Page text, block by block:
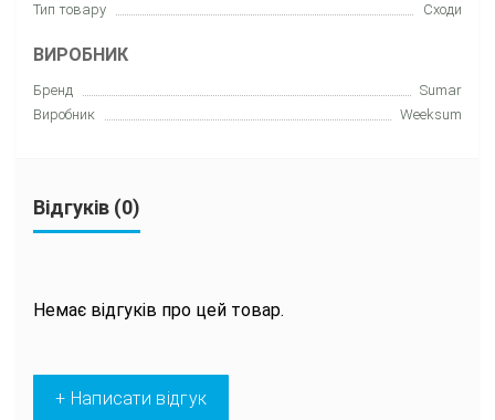
Тип товару Сxоди
ВИРОБНИК
Бренд
Sumar
Виробник
Weeksum
Відгуків (0)
Немає відгуків про цей товар.
+ Написати відгук